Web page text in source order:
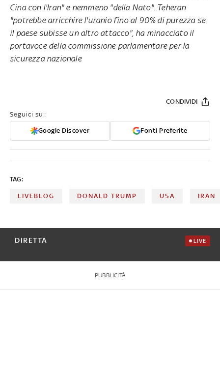
Cina con l'Iran" e nemmeno "della Nato". Teheran
"potrebbe arricchire l'uranio fino al 90% di purezza se
il paese subisse un altro attacco", ha minacciato il
portavoce della commissione parlamentare per la
sicurezza nazionale
Seguici su:
Google Discover Fonti Preferite
CONDIVIDI
TAG:
LIVEBLOG DONALD TRUMP USA IRAN
DIRETTA LIVE
PUBBLICITÀ